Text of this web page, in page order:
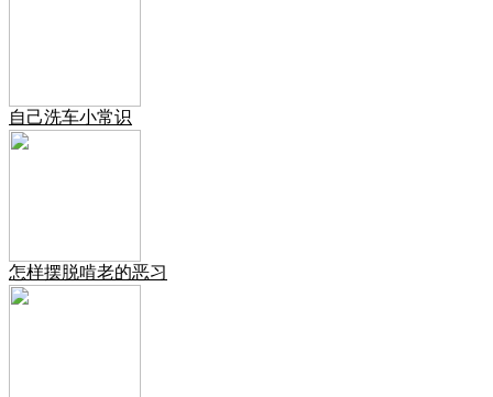
自己洗车小常识
怎样摆脱啃老的恶习